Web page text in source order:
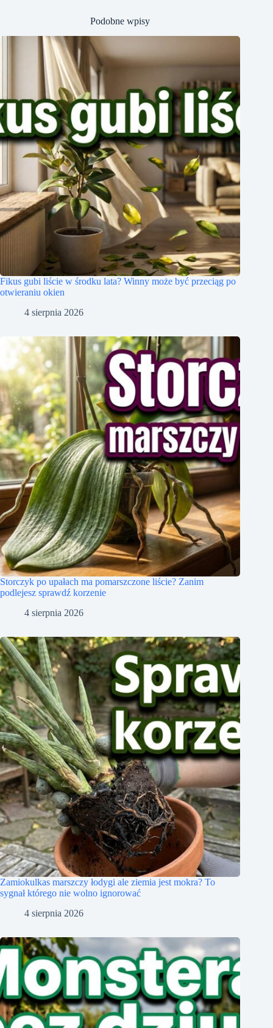
Podobne wpisy
Fikus gubi liście w środku lata? Winny może być przeciąg po
otwieraniu okien
4 sierpnia 2026
Storczyk po upałach ma pomarszczone liście? Zanim
podlejesz sprawdź korzenie
4 sierpnia 2026
Zamiokulkas marszczy łodygi ale ziemia jest mokra? To
sygnał którego nie wolno ignorować
4 sierpnia 2026